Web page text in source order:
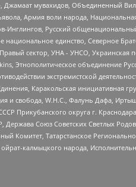
Джамаат мувахидов, Объединенный
Армия воли народа,
Инглингов, Русский
единство, Северное
сектор, УНА - УНСО, Украинская
Этнополитическое объединение
экстремистской
Каракольская инициативная
и свобода, W.H.С., Фалунь Дафа,
Прикубанского округа г.
Союз Советских Светлых
Комитет, Татарстанское
калмыцкого народа,